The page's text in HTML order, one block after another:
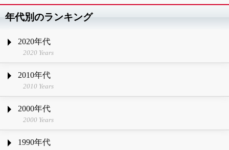
年代別のランキング
2020年代
2020 Years
2010年代
2010 Years
2000年代
2000 Years
1990年代